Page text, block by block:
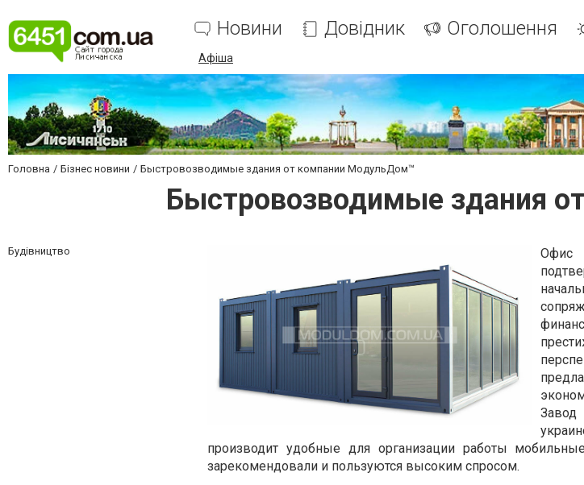
Новини Довідник Оголошення
Афіша
Головна Бізнес новини Быстровозводимые здания от компании МодульДом™
Быстровозводимые здания
Будівництво
производит удобные для организации работы
зарекомендовали и пользуются высоким спросом.